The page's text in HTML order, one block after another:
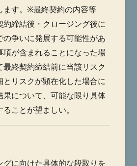
ます。※最終契約の内容等
約締結後・クロージング後に
の争いに発展する可能性があ
項が含まれることになった場
最終契約締結前に当該リスク
とリスクが顕在化した場合に
果について、可能な限り具体
ことが望ましい。
グに向けた具体的な段取りを